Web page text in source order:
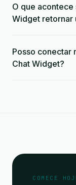
O que acontece
Widget retornar
Posso conectar
Chat Widget?
COMECE